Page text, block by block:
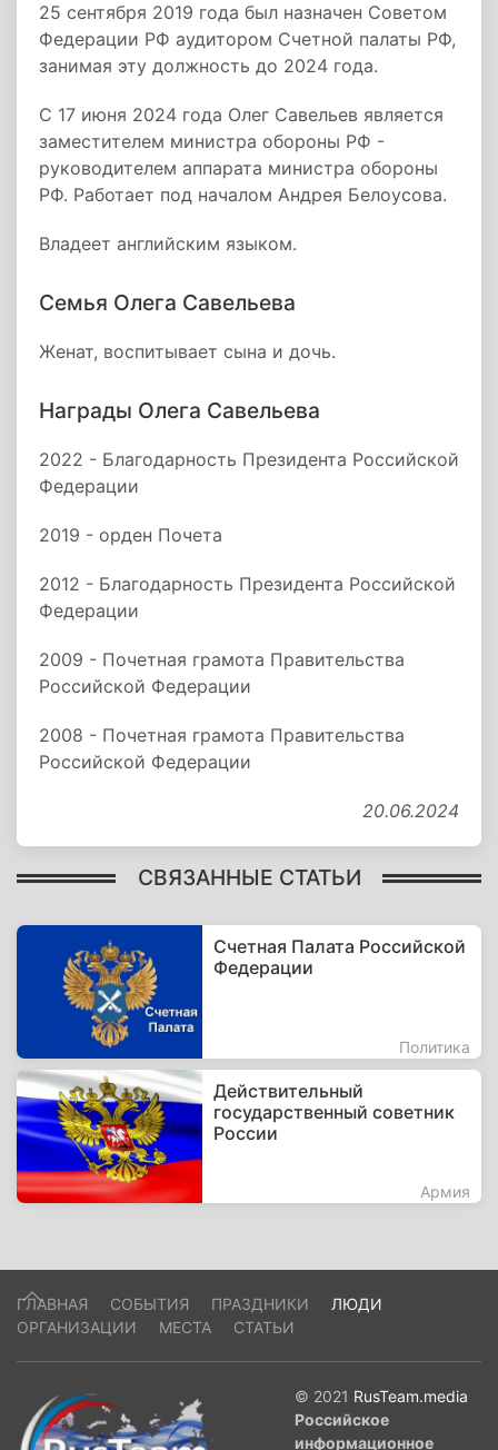
25 сентября 2019 года был назначен Советом
Федерации РФ аудитором Счетной палаты РФ,
занимая эту должность до 2024 года.
С 17 июня 2024 года Олег Савельев является
заместителем министра обороны РФ -
руководителем аппарата министра обороны
РФ. Работает под началом Андрея Белоусова.
Владеет английским языком.
Семья Олега Савельева
Женат, воспитывает сына и дочь.
Награды Олега Савельева
2022 - Благодарность Президента Российской
Федерации
2019 - орден Почета
2012 - Благодарность Президента Российской
Федерации
2009 - Почетная грамота Правительства
Российской Федерации
2008 - Почетная грамота Правительства
Российской Федерации
20.06.2024
СВЯЗАННЫЕ СТАТЬИ
Счетная Палата Российской
Федерации
Политика
Действительный
государственный советник
России
Армия
ГЛАВНАЯ СОБЫТИЯ ПРАЗДНИКИ
ЛЮДИ
ОРГАНИЗАЦИИ
МЕСТА СТАТЬИ
© 2021 RusTeam.media
Российское
информационное